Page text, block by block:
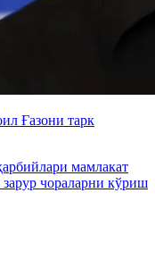
Ғазони тарк
мамлакат
чораларни кўриш